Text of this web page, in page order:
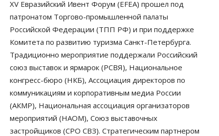
XV Евразийский Ивент Форум (EFEA) прошел под
патронатом Торгово-промышленной палаты
Российской Федерации (ТПП РФ) и при поддержке
Комитета по развитию туризма Санкт-Петербурга.
Традиционно мероприятие поддержали Российский
союз выставок и ярмарок (РСВЯ), Национальное
конгресс-бюро (НКБ), Ассоциация директоров по
коммуникациям и корпоративным медиа России
(АКМР), Национальная ассоциация организаторов
мероприятий (НАОМ), Союз выставочных
застройщиков (СРО СВЗ). Стратегическим партнером